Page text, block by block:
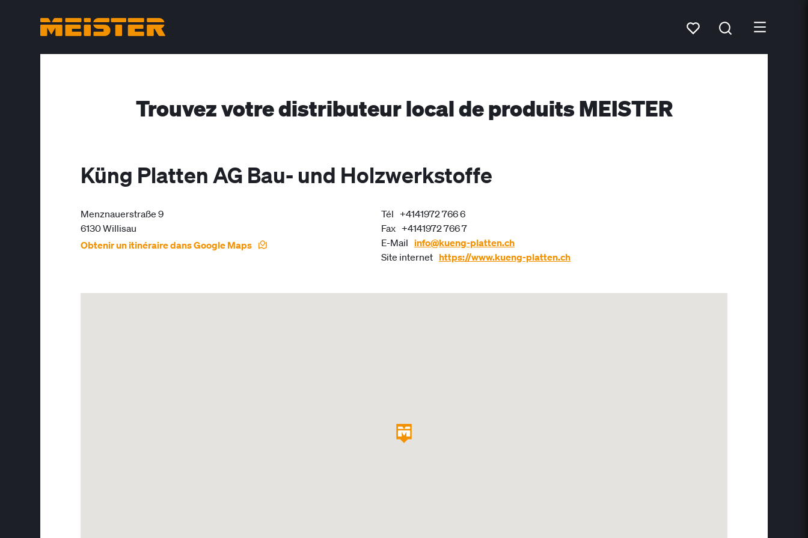
Trouvez votre distributeur local de produits MEISTER
Küng Platten AG Bau- und Holzwerkstoffe
Menznauerstraße 9
6130 Willisau
Obtenir un itinéraire dans Google Maps
Tél +4141972 766 6
Fax +4141972 766 7
E-Mail info@kueng-platten.ch
Site internet https://www.kueng-platten.ch